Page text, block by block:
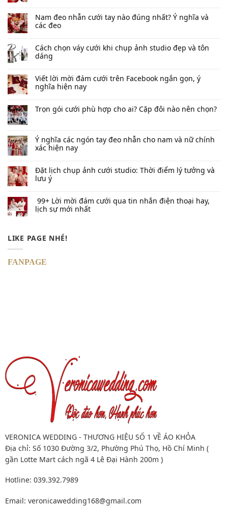
Nam đeo nhẫn cưới tay nào đúng nhất​? Ý nghĩa và
các đeo
Cách chọn váy cưới khi chụp ảnh studio đẹp và tôn
dáng
Viết lời mời đám cưới trên Facebook​ ngắn gọn, ý
nghĩa hiện nay
Trọn gói cưới phù hợp cho ai? Cặp đôi nào nên chọn?
Ý nghĩa các ngón tay đeo nhẫn cho nam và nữ chính
xác hiện nay
Đặt lịch chụp ảnh cưới studio: Thời điểm lý tưởng và
lưu ý
99+ Lời mời đám cưới qua tin nhắn​ điện thoại hay,
lịch sự mới nhất
LIKE PAGE NHÉ!
FANPAGE
VERONICA WEDDING - THƯƠNG HIỆU SỐ 1 VỀ ÁO KHỎA
Địa chỉ: Số 1030 Đường 3/2, Phường Phú Thọ, Hồ Chí Minh (
gần Lotte Mart cách ngã 4 Lê Đại Hành 200m )
Hotline: 039.392.7989
Email: veronicawedding168@gmail.com